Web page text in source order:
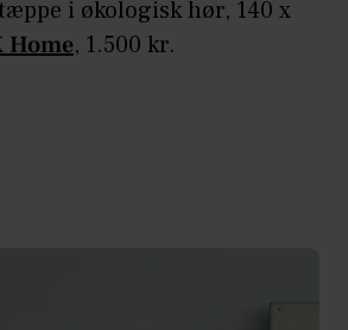
i økologisk hør, 140 x
Home, 1.500 kr.